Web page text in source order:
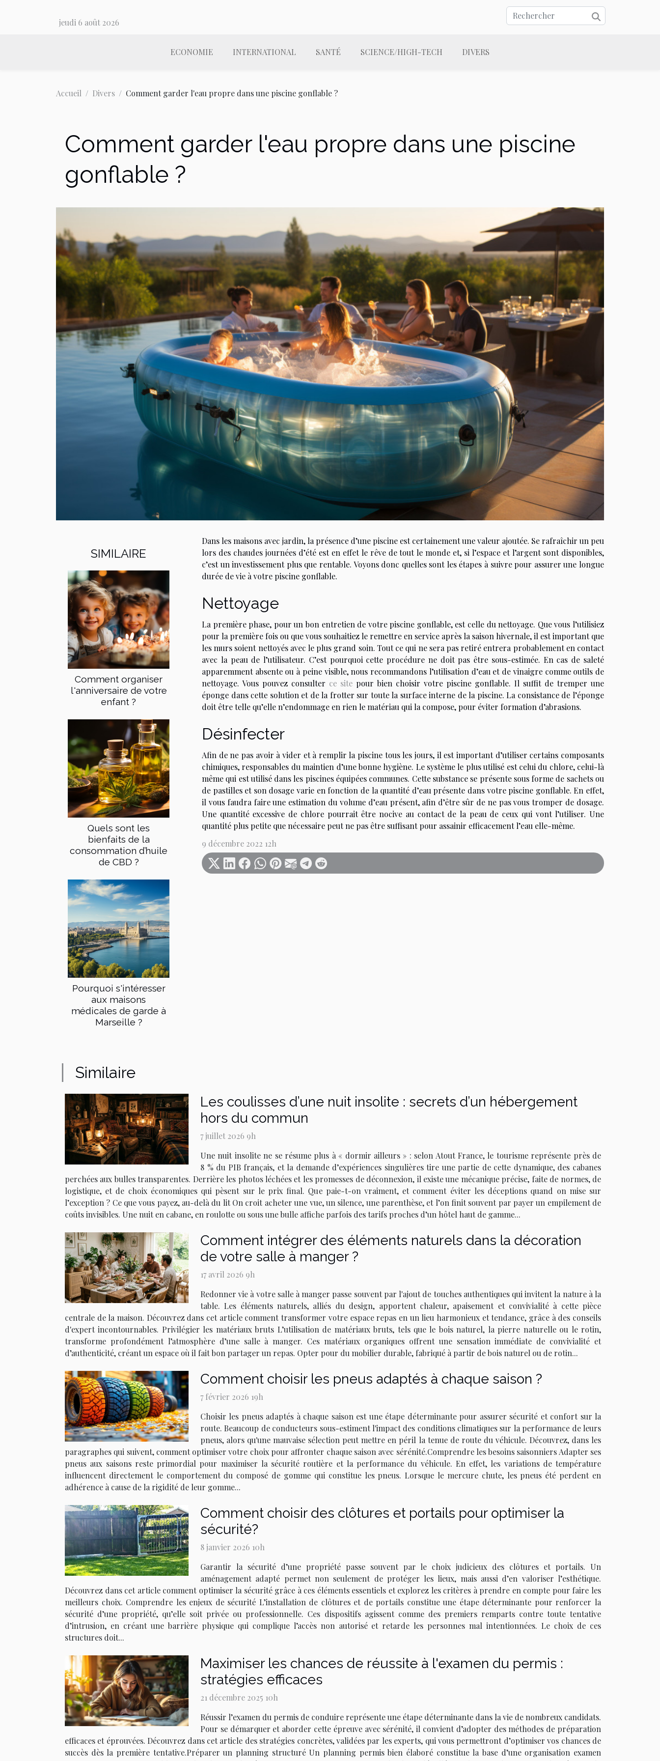
jeudi 6 août 2026
ECONOMIE INTERNATIONAL SANTÉ SCIENCE/HIGH-TECH DIVERS
Accueil Divers Comment garder l'eau propre dans une piscine gonflable ?
Comment garder l'eau propre dans une piscine
gonflable ?
SIMILAIRE
Comment organiser
l'anniversaire de votre
enfant ?
Quels sont les
bienfaits de la
consommation d’huile
de CBD ?
Pourquoi s'intéresser
aux maisons
médicales de garde à
Marseille ?
Dans les maisons avec jardin, la présence d’une piscine est certainement une valeur ajoutée. Se rafraîchir un peu
lors des chaudes journées d’été est en effet le rêve de tout le monde et, si l’espace et l’argent sont disponibles,
c’est un investissement plus que rentable. Voyons donc quelles sont les étapes à suivre pour assurer une longue
durée de vie à votre piscine gonflable.
Nettoyage
La première phase, pour un bon entretien de votre piscine gonflable, est celle du nettoyage. Que vous l’utilisiez
pour la première fois ou que vous souhaitiez le remettre en service après la saison hivernale, il est important que
les murs soient nettoyés avec le plus grand soin. Tout ce qui ne sera pas retiré entrera probablement en contact
avec la peau de l’utilisateur. C’est pourquoi cette procédure ne doit pas être sous-estimée. En cas de saleté
apparemment absente ou à peine visible, nous recommandons l’utilisation d’eau et de vinaigre comme outils de
nettoyage. Vous pouvez consulter ce site pour bien choisir votre piscine gonflable. Il suffit de tremper une
éponge dans cette solution et de la frotter sur toute la surface interne de la piscine. La consistance de l’éponge
doit être telle qu’elle n’endommage en rien le matériau qui la compose, pour éviter formation d’abrasions.
Désinfecter
Afin de ne pas avoir à vider et à remplir la piscine tous les jours, il est important d’utiliser certains composants
chimiques, responsables du maintien d’une bonne hygiène. Le système le plus utilisé est celui du chlore, celui-là
même qui est utilisé dans les piscines équipées communes. Cette substance se présente sous forme de sachets ou
de pastilles et son dosage varie en fonction de la quantité d’eau présente dans votre piscine gonflable. En effet,
il vous faudra faire une estimation du volume d’eau présent, afin d’être sûr de ne pas vous tromper de dosage.
Une quantité excessive de chlore pourrait être nocive au contact de la peau de ceux qui vont l’utiliser. Une
quantité plus petite que nécessaire peut ne pas être suffisant pour assainir efficacement l’eau elle-même.
9 décembre 2022 12h
Similaire
Les coulisses d’une nuit insolite : secrets d’un hébergement
hors du commun
7 juillet 2026 9h
Une nuit insolite ne se résume plus à « dormir ailleurs » : selon Atout France, le tourisme représente près de
8 % du PIB français, et la demande d’expériences singulières tire une partie de cette dynamique, des cabanes
perchées aux bulles transparentes. Derrière les photos léchées et les promesses de déconnexion, il existe une mécanique précise, faite de normes, de
logistique, et de choix économiques qui pèsent sur le prix final. Que paie-t-on vraiment, et comment éviter les déceptions quand on mise sur
l’exception ? Ce que vous payez, au-delà du lit On croit acheter une vue, un silence, une parenthèse, et l’on finit souvent par payer un empilement de
coûts invisibles. Une nuit en cabane, en roulotte ou sous une bulle affiche parfois des tarifs proches d’un hôtel haut de gamme...
Comment intégrer des éléments naturels dans la décoration
de votre salle à manger ?
17 avril 2026 9h
Redonner vie à votre salle à manger passe souvent par l'ajout de touches authentiques qui invitent la nature à la
table. Les éléments naturels, alliés du design, apportent chaleur, apaisement et convivialité à cette pièce
centrale de la maison. Découvrez dans cet article comment transformer votre espace repas en un lieu harmonieux et tendance, grâce à des conseils
d'expert incontournables. Privilégier les matériaux bruts L’utilisation de matériaux bruts, tels que le bois naturel, la pierre naturelle ou le rotin,
transforme profondément l’atmosphère d’une salle à manger. Ces matériaux organiques offrent une sensation immédiate de convivialité et
d’authenticité, créant un espace où il fait bon partager un repas. Opter pour du mobilier durable, fabriqué à partir de bois naturel ou de rotin...
Comment choisir les pneus adaptés à chaque saison ?
7 février 2026 19h
Choisir les pneus adaptés à chaque saison est une étape déterminante pour assurer sécurité et confort sur la
route. Beaucoup de conducteurs sous-estiment l'impact des conditions climatiques sur la performance de leurs
pneus, alors qu'une mauvaise sélection peut mettre en péril la tenue de route du véhicule. Découvrez, dans les
paragraphes qui suivent, comment optimiser votre choix pour affronter chaque saison avec sérénité.Comprendre les besoins saisonniers Adapter ses
pneus aux saisons reste primordial pour maximiser la sécurité routière et la performance du véhicule. En effet, les variations de température
influencent directement le comportement du composé de gomme qui constitue les pneus. Lorsque le mercure chute, les pneus été perdent en
adhérence à cause de la rigidité de leur gomme...
Comment choisir des clôtures et portails pour optimiser la
sécurité?
8 janvier 2026 10h
Garantir la sécurité d’une propriété passe souvent par le choix judicieux des clôtures et portails. Un
aménagement adapté permet non seulement de protéger les lieux, mais aussi d’en valoriser l’esthétique.
Découvrez dans cet article comment optimiser la sécurité grâce à ces éléments essentiels et explorez les critères à prendre en compte pour faire les
meilleurs choix. Comprendre les enjeux de sécurité L’installation de clôtures et de portails constitue une étape déterminante pour renforcer la
sécurité d’une propriété, qu’elle soit privée ou professionnelle. Ces dispositifs agissent comme des premiers remparts contre toute tentative
d’intrusion, en créant une barrière physique qui complique l’accès non autorisé et retarde les personnes mal intentionnées. Le choix de ces
structures doit...
Maximiser les chances de réussite à l'examen du permis :
stratégies efficaces
21 décembre 2025 10h
Réussir l’examen du permis de conduire représente une étape déterminante dans la vie de nombreux candidats.
Pour se démarquer et aborder cette épreuve avec sérénité, il convient d’adopter des méthodes de préparation
efficaces et éprouvées. Découvrez dans cet article des stratégies concrètes, validées par les experts, qui vous permettront d’optimiser vos chances de
succès dès la première tentative.Préparer un planning structuré Un planning permis bien élaboré constitue la base d’une organisation examen